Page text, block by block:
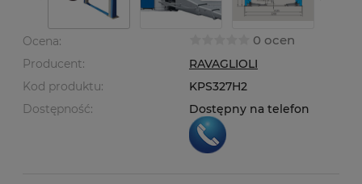
Ocena: 0 ocen
Producent:
RAVAGLIOLI
Kod produktu:
KPS327H2
Dostępność:
Dostępny na telefon